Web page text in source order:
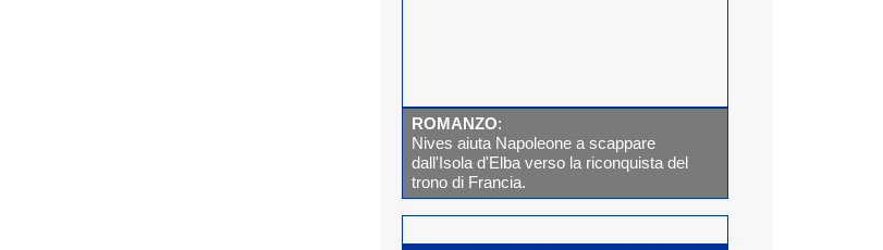
ROMANZO:
Nives aiuta Napoleone a scappare
dall'Isola d'Elba verso la riconquista del
trono di Francia.